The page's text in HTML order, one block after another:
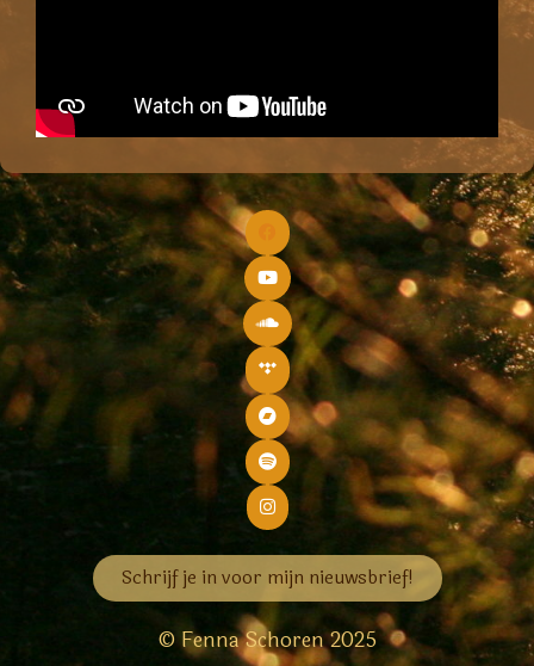
Schrijf je in voor mijn nieuwsbrief!
© Fenna Schoren 2025